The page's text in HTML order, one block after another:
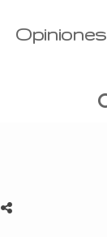
Opiniones